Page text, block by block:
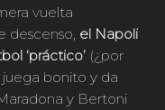
vuelta
descenso, el Napoli
‘práctico’ (¿por
juega bonito y da
y Bertoni